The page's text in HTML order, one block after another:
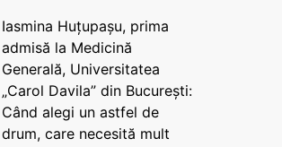
Iasmina Huțupașu, prima
admisă la Medicină
Generală, Universitatea
„Carol Davila” din București:
Când alegi un astfel de
drum, care necesită mult